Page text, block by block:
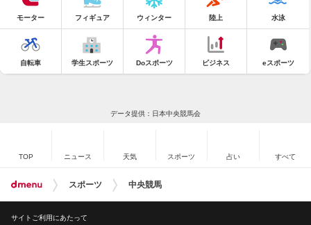
モーター フィギュア ウィンター 陸上 水泳
自転車 学生スポーツ Doスポーツ ビジネス eスポーツ
データ提供：日本中央競馬会
TOP ニュース 天気 スポーツ 占い すべて
スポーツ 中央競馬
サイトご利用にあたって